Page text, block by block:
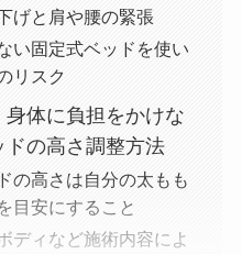
げと肩や腰の緊張
い固定式ベッドを使い
リスク
体に負担をかけな
の高さ調整方法
の高さは自分の太もも
目安にすること
ディなど施術内容によ